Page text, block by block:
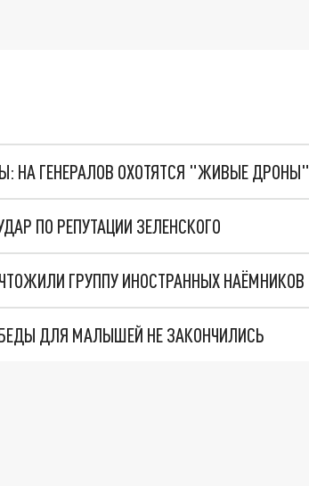
НА ГЕНЕРАЛОВ ОХОТЯТСЯ "ЖИВЫЕ ДРОНЫ"
ПО РЕПУТАЦИИ ЗЕЛЕНСКОГО
ГРУППУ ИНОСТРАННЫХ НАЁМНИКОВ
ДЛЯ МАЛЫШЕЙ НЕ ЗАКОНЧИЛИСЬ